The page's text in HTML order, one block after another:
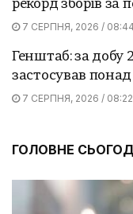
рекорд зборів
7 СЕРПНЯ, 2026 / 08:44
Генштаб: за добу
застосував понад
7 СЕРПНЯ, 2026 / 08:22
ГОЛОВНЕ